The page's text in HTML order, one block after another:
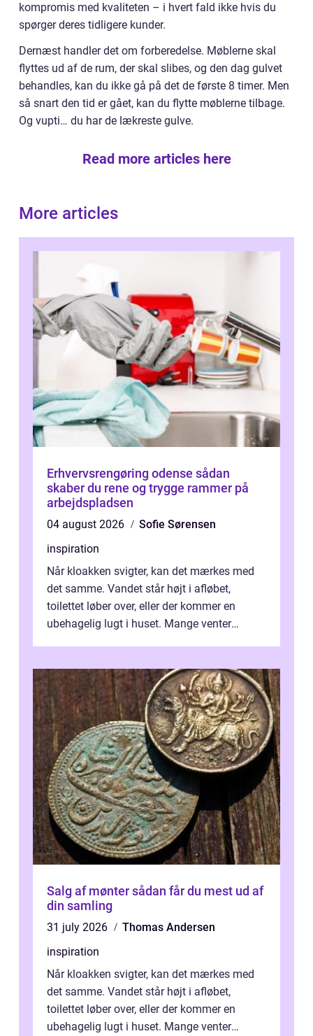
kompromis med kvaliteten – i hvert fald ikke hvis du
spørger deres tidligere kunder.
Dernæst handler det om forberedelse. Møblerne skal
flyttes ud af de rum, der skal slibes, og den dag gulvet
behandles, kan du ikke gå på det de første 8 timer. Men
så snart den tid er gået, kan du flytte møblerne tilbage.
Og vupti… du har de lækreste gulve.
Read more articles here
More articles
Erhvervsrengøring odense sådan
skaber du rene og trygge rammer på
arbejdspladsen
04 august 2026
Sofie Sørensen
inspiration
Når kloakken svigter, kan det mærkes med
det samme. Vandet står højt i afløbet,
toilettet løber over, eller der kommer en
ubehagelig lugt i huset. Mange venter
Salg af mønter sådan får du mest ud af
din samling
31 july 2026
Thomas Andersen
inspiration
Når kloakken svigter, kan det mærkes med
det samme. Vandet står højt i afløbet,
toilettet løber over, eller der kommer en
ubehagelig lugt i huset. Mange venter